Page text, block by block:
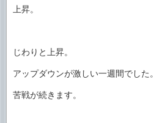
上昇。
じわりと上昇。
アップダウンが激しい一週間でした。
苦戦が続きます。